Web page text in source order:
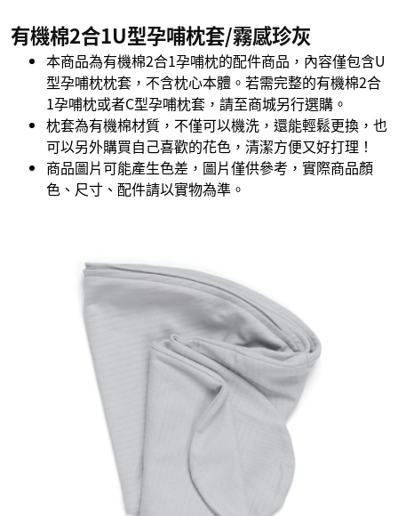
有機棉2合1U型孕哺枕套/霧感珍灰
本商品為有機棉2合1孕哺枕的配件商品，內容僅包含U
型孕哺枕枕套，不含枕心本體。若需完整的有機棉2合
1孕哺枕或者C型孕哺枕套，請至商城另行選購。
枕套為有機棉材質，不僅可以機洗，還能輕鬆更換，也
可以另外購買自己喜歡的花色，清潔方便又好打理！
商品圖片可能產生色差，圖片僅供參考，實際商品顏
色、尺寸、配件請以實物為準。